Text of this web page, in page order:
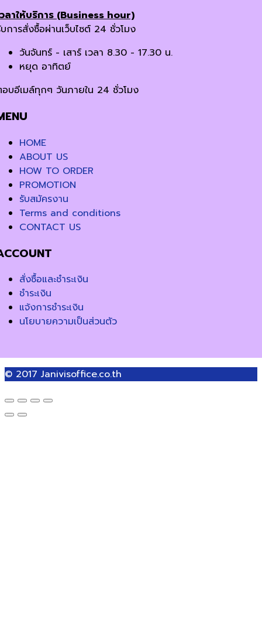
ลาให้บริการ (Business hour)
การสั่งซื้อผ่านเว็บไซต์ 24 ชั่วโมง
วันจันทร์ - เสาร์ เวลา 8.30 - 17.30 น.
หยุด อาทิตย์
บอีเมล์ทุกๆ วันภายใน 24 ชั่วโมง
HOME
ABOUT US
HOW TO ORDER
PROMOTION
รับสมัครงาน
Terms and conditions
CONTACT US
สั่งซื้อและชำระเงิน
ชำระเงิน
แจ้งการชำระเงิน
นโยบายความเป็นส่วนตัว
© 2017 Janivisoffice.co.th